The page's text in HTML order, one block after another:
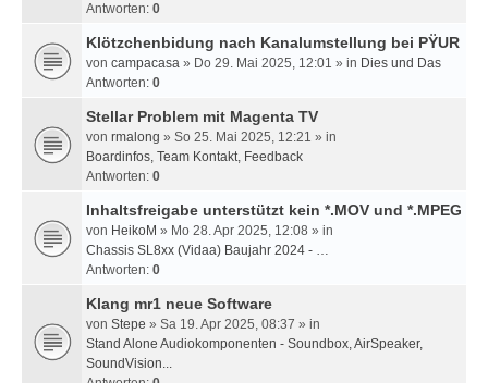
Antworten: 0
Klötzchenbidung nach Kanalumstellung bei PŸUR
von campacasa » Do 29. Mai 2025, 12:01 » in Dies und Das
Antworten: 0
Stellar Problem mit Magenta TV
von rmalong » So 25. Mai 2025, 12:21 » in
Boardinfos, Team Kontakt, Feedback
Antworten: 0
Inhaltsfreigabe unterstützt kein *.MOV und *.MPEG
von HeikoM » Mo 28. Apr 2025, 12:08 » in
Chassis SL8xx (Vidaa) Baujahr 2024 - …
Antworten: 0
Klang mr1 neue Software
von Stepe » Sa 19. Apr 2025, 08:37 » in
Stand Alone Audiokomponenten - Soundbox, AirSpeaker,
SoundVision...